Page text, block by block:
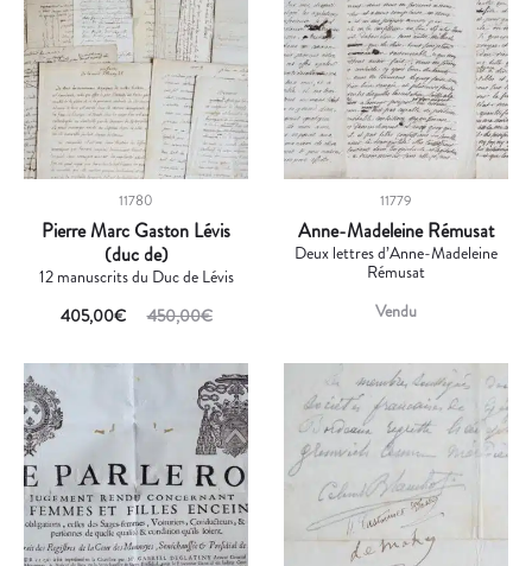
11780
Pierre Marc Gaston Lévis
(duc de)
12 manuscrits du Duc de Lévis
450,00€
405,00€
11779
Anne-Madeleine Rémusat
Deux lettres d’Anne-Madeleine
Rémusat
Vendu